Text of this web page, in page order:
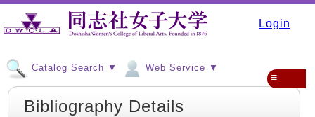
Login
Catalog Search ▼ Web Service ▼
≡
Bibliography Details